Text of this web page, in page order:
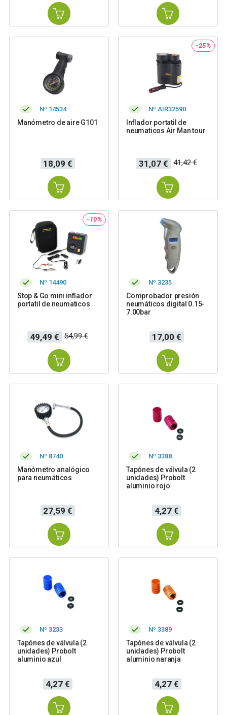
Nº 14534
Manómetro de aire G101
Precio
18,09 €
-25%
Nº AIR32590
Inflador portatil de
neumaticos Air Man tour
Precio
31,07 €
Precio
base
41,42 €
-10%
Nº 14490
Stop & Go mini inflador
portatil de neumaticos
Precio
49,49 €
Precio
base
54,99 €
Nº 3235
Comprobador presión
neumáticos digital 0.15-
7.00bar
Precio
17,00 €
Nº 8740
Manómetro analógico
para neumáticos
Precio
27,59 €
Nº 3388
Tapónes de válvula (2
unidades) Probolt
aluminio rojo
Precio
4,27 €
Nº 3233
Tapónes de válvula (2
unidades) Probolt
aluminio azul
Precio
4,27 €
Nº 3389
Tapónes de válvula (2
unidades) Probolt
aluminio naranja
Precio
4,27 €